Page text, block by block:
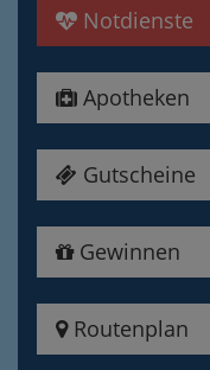
Notdienste
Apotheken
Gutscheine
Gewinnen
Routenplan